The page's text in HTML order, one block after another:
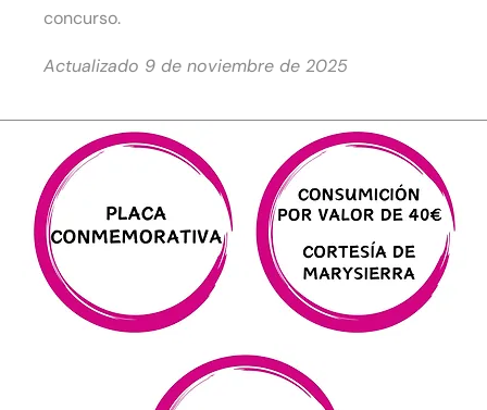
concurso.
Actualizado 9 de noviembre de 2025